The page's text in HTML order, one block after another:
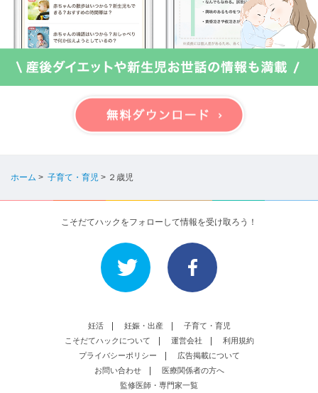
ホーム > 子育て・育児 > ２歳児
こそだてハックをフォローして情報を受け取ろう！
妊活 妊娠・出産
子育て・育児
こそだてハックについて
運営会社
利用規約
プライバシーポリシー
広告掲載について
お問い合わせ
医療関係者の方へ
監修医師・専門家一覧